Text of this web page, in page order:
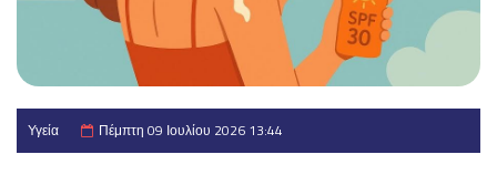
Υγεία Πέμπτη 09 Ιουλίου 2026 13:44